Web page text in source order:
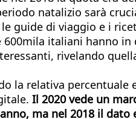
natalizio sarà
guide di viaggio e i
italiani hanno in
rivelando
la relativa percentuale
Il 2020 vede un
ma nel 2018 il dato